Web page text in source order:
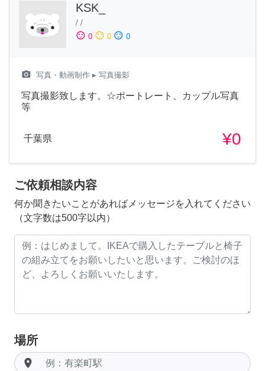
KSK_
/ /
sentiment_satisfied 0 sentiment_neutral 0 sentiment_dissatisfied 0
camera_alt 写真・動画制作 ▸ 写真撮影
写真撮影致します。☆ポートレート、カップル写真
等
千葉県 ¥0
ご依頼相談内容
何か聞きたいことがあればメッセージを入れてください
（文字数は500字以内）
場所
room